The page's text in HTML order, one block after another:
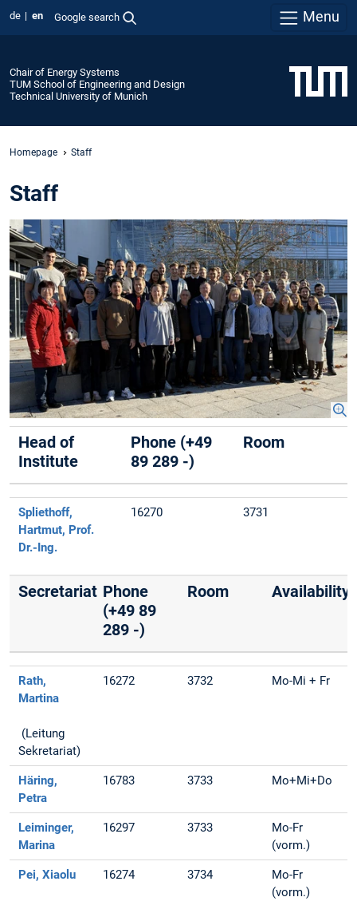
de en Google search Menu
Chair of Energy Systems
TUM School of Engineering and Design
Technical University of Munich
Homepage Staff
Staff
Head of
Institute
Phone (+49
89 289 -)
Room
Spliethoff,
Hartmut, Prof.
Dr.-Ing.
16270 3731
Secretariat Phone
(+49 89
289 -)
Room Availability
Rath,
Martina
(Leitung
Sekretariat)
16272 3732 Mo-Mi + Fr
Häring,
Petra
16783 3733 Mo+Mi+Do
Leiminger,
Marina
16297 3733
Mo-Fr
(vorm.)
Pei, Xiaolu 16274 3734
Mo-Fr
(vorm.)